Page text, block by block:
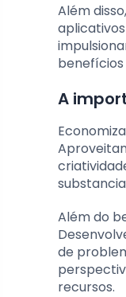
Além
A
Além do
de
recursos.